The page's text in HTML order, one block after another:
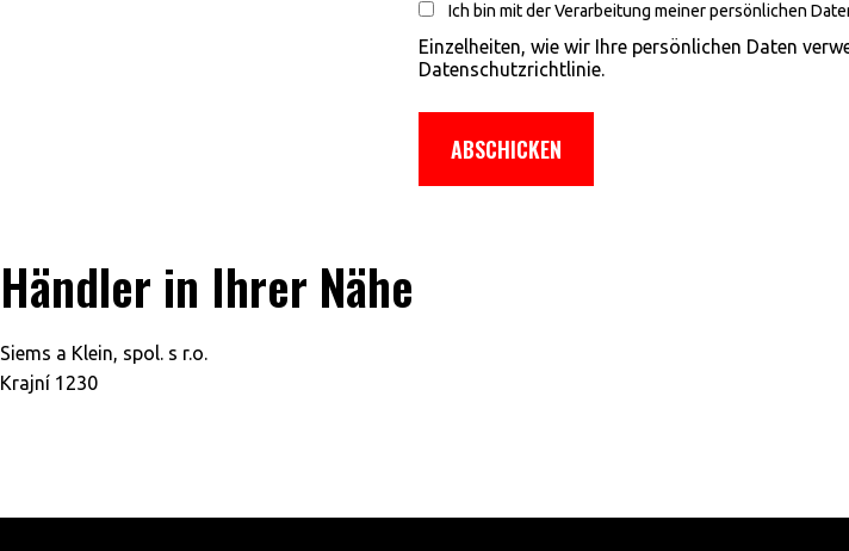
Ich bin mit der Verarbeitung meiner persönlichen
Einzelheiten, wie wir Ihre persönlichen Daten
Datenschutzrichtlinie.
Händler in Ihrer Nähe
Siems a Klein, spol. s r.o.
Krajní 1230